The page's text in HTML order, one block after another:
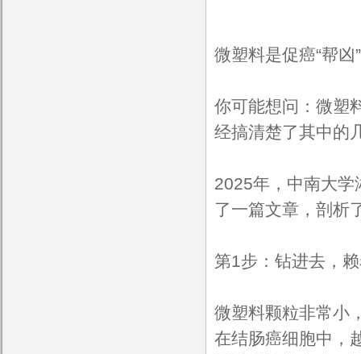
微塑料是促癌“帮
你可能想问：微塑
经搞清楚了其中的
2025年，中南大学
了一篇文章，剖析
第1步：钻进去，
微塑料颗粒非常小
在结肠癌细胞中，